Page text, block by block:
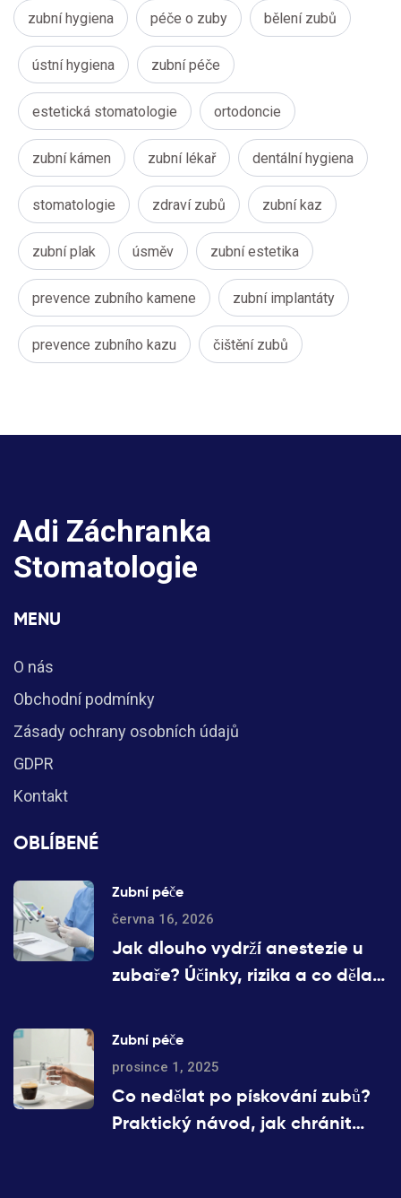
zubní hygiena péče o zuby bělení zubů
ústní hygiena zubní péče
estetická stomatologie ortodoncie
zubní kámen zubní lékař dentální hygiena
stomatologie zdraví zubů zubní kaz
zubní plak úsměv zubní estetika
prevence zubního kamene zubní implantáty
prevence zubního kazu čištění zubů
Adi Záchranka
Stomatologie
MENU
O nás
Obchodní podmínky
Zásady ochrany osobních údajů
GDPR
Kontakt
OBLÍBENÉ
Zubní péče
června 16, 2026
Jak dlouho vydrží anestezie u
zubaře? Účinky, rizika a co dělat
Zubní péče
prosince 1, 2025
Co nedělat po pískování zubů?
Praktický návod, jak chránit